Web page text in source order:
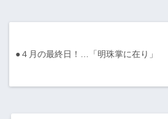
●４月の最終日！…「明珠掌に在り」